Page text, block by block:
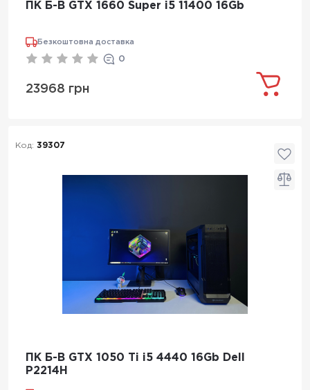
ПК Б-В GTX 1660 Super i5 11400 16Gb
Безкоштовна доставка
0
23968 грн
Код: 39307
ПК Б-В GTX 1050 Ti i5 4440 16Gb Dell
P2214H